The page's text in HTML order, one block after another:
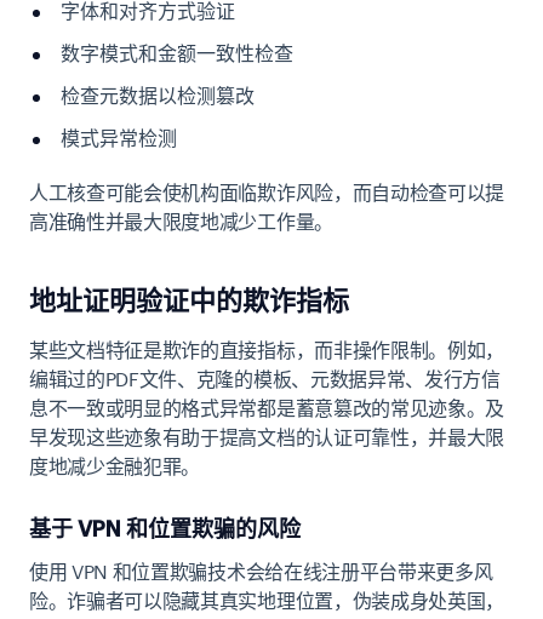
字体和对齐方式验证
数字模式和金额一致性检查
检查元数据以检测篡改
模式异常检测
人工核查可能会使机构面临欺诈风险，而自动检查可以提
高准确性并最大限度地减少工作量。
地址证明验证中的欺诈指标
某些文档特征是欺诈的直接指标，而非操作限制。例如，
编辑过的PDF文件、克隆的模板、元数据异常、发行方信
息不一致或明显的格式异常都是蓄意篡改的常见迹象。及
早发现这些迹象有助于提高文档的认证可靠性，并最大限
度地减少金融犯罪。
基于 VPN 和位置欺骗的风险
使用 VPN 和位置欺骗技术会给在线注册平台带来更多风
险。诈骗者可以隐藏其真实地理位置，伪装成身处英国，